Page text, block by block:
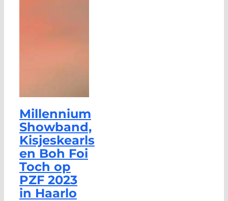
Millennium
Showband,
Kisjeskearls
en Boh Foi
Toch op
PZF 2023
in Haarlo